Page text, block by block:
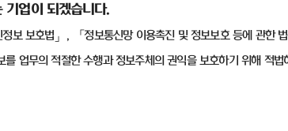
기업이 되겠습니다.
정보 보호법」 , 「정보통신망 이용촉진 및 정보보호 등에 관한 법
를 업무의 적절한 수행과 정보주체의 권익을 보호하기 위해 적